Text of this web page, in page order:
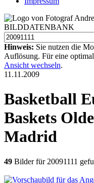
Hinweis: Sie nutzen die
Auflösung. Für eine
Ansicht wechseln.
11.11.2009
Basketball
Baskets
Madrid
49 Bilder für 20091111